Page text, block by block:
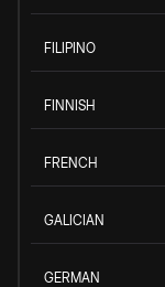
FILIPINO
FINNISH
FRENCH
GALICIAN
GERMAN